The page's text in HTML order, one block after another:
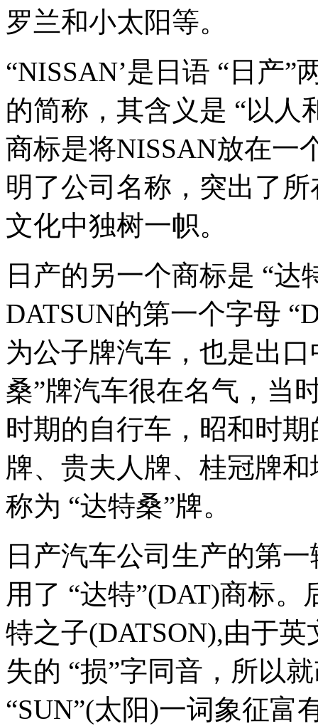
罗兰和小太阳等。
“NISSAN’是日语 “日产
的简称，其含义是 “以人
商标是将NISSAN放在一
明了公司名称，突出了
文化中独树一帜。
日产的另一个商标是 “达
DATSUN的第一个字母
为公子牌汽车，也是出
桑”牌汽车很在名气，当
时期的自行车，昭和时
牌、贵夫人牌、桂冠牌
称为 “达特桑”牌。
日产汽车公司生产的第
用了 “达特”(DAT)商标
特之子(DATSON),由于英
失的 “损”字同音，所以
“SUN”(太阳)一词象征富